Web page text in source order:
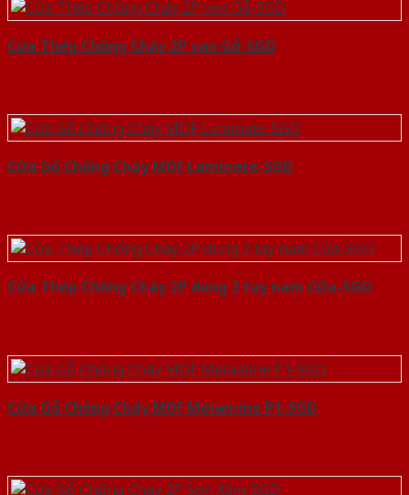
Cửa Thép Chống Cháy 2P van Gỗ-SGD
Cửa Gỗ Chống Cháy MDF Laminate-SGD
Cửa Thép Chống Cháy 2P dung 2 tay nam Cửa-SGD
Cửa Gỗ Chống Cháy MDF Melamine P1-SGD